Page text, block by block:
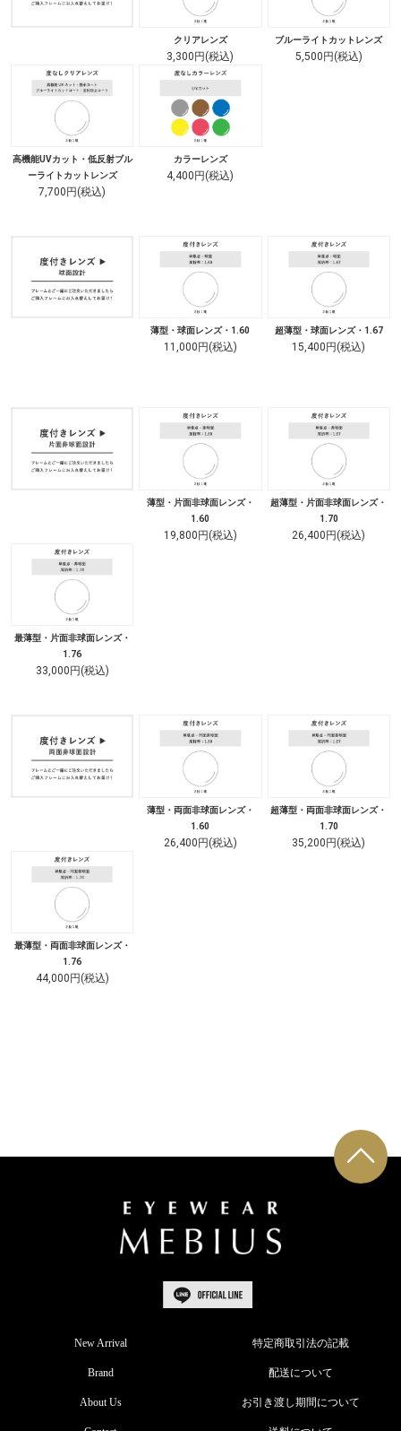
クリアレンズ
3,300円(税込)
ブルーライトカットレンズ
5,500円(税込)
高機能UVカット・低反射ブル
ーライトカットレンズ
7,700円(税込)
カラーレンズ
4,400円(税込)
薄型・球面レンズ・1.60
11,000円(税込)
超薄型・球面レンズ・1.67
15,400円(税込)
薄型・片面非球面レンズ・
1.60
19,800円(税込)
超薄型・片面非球面レンズ・
1.70
26,400円(税込)
最薄型・片面非球面レンズ・
1.76
33,000円(税込)
薄型・両面非球面レンズ・
1.60
26,400円(税込)
超薄型・両面非球面レンズ・
1.70
35,200円(税込)
最薄型・両面非球面レンズ・
1.76
44,000円(税込)
New Arrival
Brand
About Us
特定商取引法の記載
配送について
お引き渡し期間について